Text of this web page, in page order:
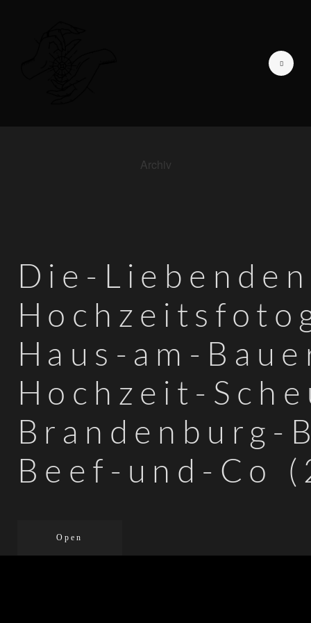
INFORMATIONEN
KONTAKT
Archiv
Die-
Haus-am-
Hochzeit-
Brandenburg-
Beef-und-Co
Open